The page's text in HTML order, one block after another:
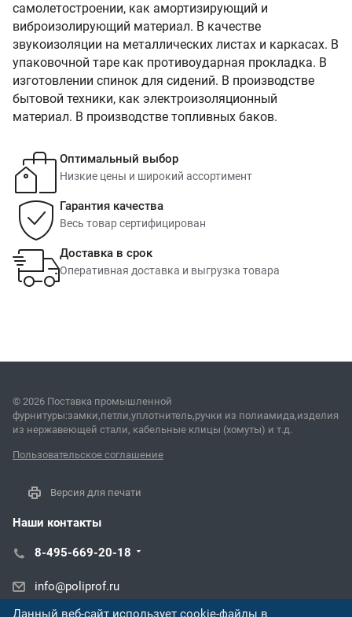
самолетостроении, как амортизирующий и
виброизолирующий материал. В качестве
звукоизоляции на металлических листах и каркасах. В
упаковочной таре как противоударная прокладка. В
изготовлении спинок для сидений. В производстве
бытовой техники, как электроизоляционный
материал. В производстве топливных баков.
Оптимальный выбор
Низкие цены и широкий ассортимент
Гарантия качества
Весь товар сертифицирован
Доставка в срок
Оперативная доставка и выгрузка товара
© 2026 Поставка промышленной
фурнитуры:замки,петли,уплотнитель,ручки из полиамида,изделия
из нержавеющей стали, кабельные клицы (хомуты) и т.д.
Пользовательское соглашение
Версия для печати
Наши контакты
8-495-669-20-18
info@poliprof.ru
Данный веб-сайт использует cookie-файлы в